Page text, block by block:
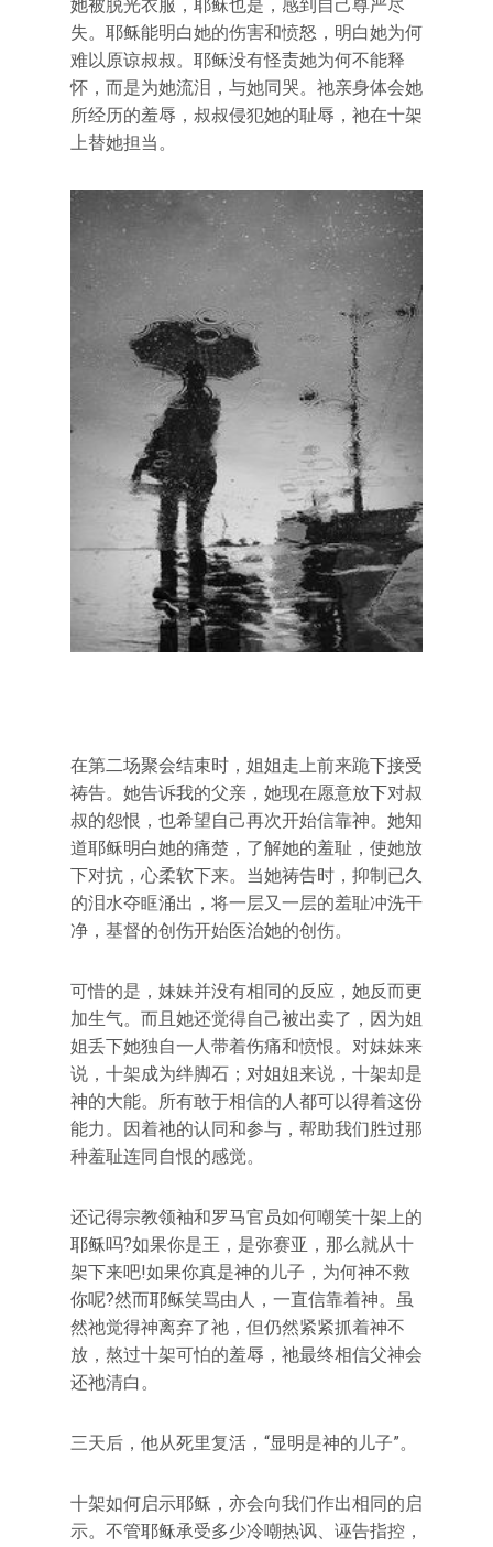
她被脱光衣服，耶稣也是，感到自己尊严尽
失。耶稣能明白她的伤害和愤怒，明白她为何
难以原谅叔叔。耶稣没有怪责她为何不能释
怀，而是为她流泪，与她同哭。祂亲身体会她
所经历的羞辱，叔叔侵犯她的耻辱，祂在十架
上替她担当。
在第二场聚会结束时，姐姐走上前来跪下接受
祷告。她告诉我的父亲，她现在愿意放下对叔
叔的怨恨，也希望自己再次开始信靠神。她知
道耶稣明白她的痛楚，了解她的羞耻，使她放
下对抗，心柔软下来。当她祷告时，抑制已久
的泪水夺眶涌出，将一层又一层的羞耻冲洗干
净，基督的创伤开始医治她的创伤。
可惜的是，妹妹并没有相同的反应，她反而更
加生气。而且她还觉得自己被出卖了，因为姐
姐丢下她独自一人带着伤痛和愤恨。对妹妹来
说，十架成为绊脚石；对姐姐来说，十架却是
神的大能。所有敢于相信的人都可以得着这份
能力。因着祂的认同和参与，帮助我们胜过那
种羞耻连同自恨的感觉。
还记得宗教领袖和罗马官员如何嘲笑十架上的
耶稣吗?如果你是王，是弥赛亚，那么就从十
架下来吧!如果你真是神的儿子，为何神不救
你呢?然而耶稣笑骂由人，一直信靠着神。虽
然祂觉得神离弃了祂，但仍然紧紧抓着神不
放，熬过十架可怕的羞辱，祂最终相信父神会
还祂清白。
三天后，他从死里复活，“显明是神的儿子”。
十架如何启示耶稣，亦会向我们作出相同的启
示。不管耶稣承受多少冷嘲热讽、诬告指控，